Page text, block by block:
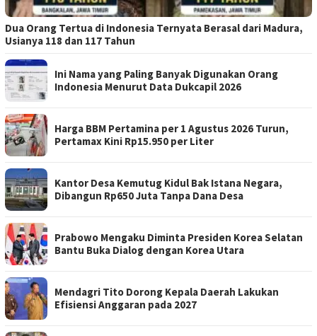
Dua Orang Tertua di Indonesia Ternyata Berasal dari Madura,
Usianya 118 dan 117 Tahun
Ini Nama yang Paling Banyak Digunakan Orang
Indonesia Menurut Data Dukcapil 2026
Harga BBM Pertamina per 1 Agustus 2026 Turun,
Pertamax Kini Rp15.950 per Liter
Kantor Desa Kemutug Kidul Bak Istana Negara,
Dibangun Rp650 Juta Tanpa Dana Desa
Prabowo Mengaku Diminta Presiden Korea Selatan
Bantu Buka Dialog dengan Korea Utara
Mendagri Tito Dorong Kepala Daerah Lakukan
Efisiensi Anggaran pada 2027